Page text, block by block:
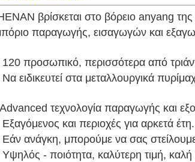
βρίσκεται στο βόρειο anyang
παραγωγής, εισαγωγών και
προσωπικό, περισσότερα από
ειδικευτεί στα μεταλλουργικά
τεχνολογία παραγωγής και
και περιοχές για αρκετά έτη.
Εάν ανάγκη, μπορούμε να σας
- ποιότητα, καλύτερη τιμή,